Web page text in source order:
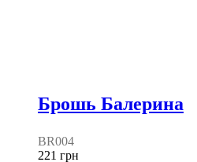
Брошь Балерина
BR004
221 грн